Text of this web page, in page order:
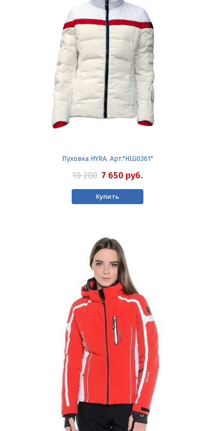
Пуховка HYRA. Арт."HLG0361"
10 200 7 650 руб.
Купить